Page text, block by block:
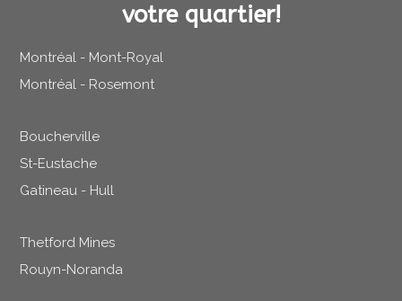
votre quartier!
Montréal - Mont-Royal
Montréal - Rosemont
Boucherville
St-Eustache
Gatineau - Hull
Thetford Mines
Rouyn-Noranda